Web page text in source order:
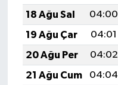
18 Ağu Sal
04:00
19 Ağu Çar
04:01
20 Ağu Per
04:02
21 Ağu Cum
04:04